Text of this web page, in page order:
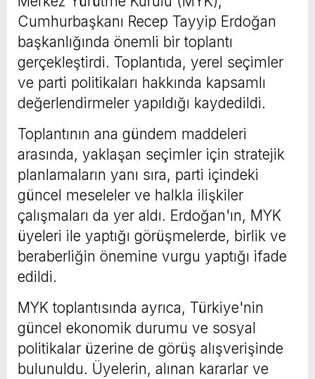
Cumhurbaşkanı Recep Tayyip Erdoğan
başkanlığında önemli bir toplantı
gerçekleştirdi. Toplantıda, yerel seçimler
ve parti politikaları hakkında kapsamlı
değerlendirmeler yapıldığı kaydedildi.
Toplantının ana gündem maddeleri
arasında, yaklaşan seçimler için stratejik
planlamaların yanı sıra, parti içindeki
güncel meseleler ve halkla ilişkiler
çalışmaları da yer aldı. Erdoğan'ın, MYK
üyeleri ile yaptığı görüşmelerde, birlik ve
beraberliğin önemine vurgu yaptığı ifade
edildi.
MYK toplantısında ayrıca, Türkiye'nin
güncel ekonomik durumu ve sosyal
politikalar üzerine de görüş alışverişinde
bulunuldu. Üyelerin, alınan kararlar ve